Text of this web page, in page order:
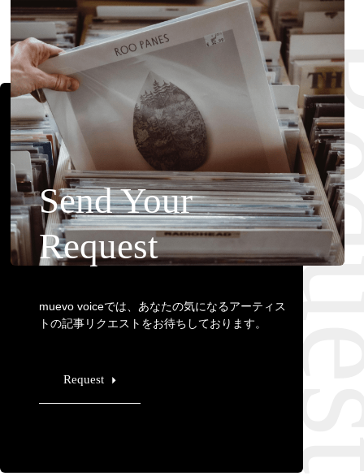
Send Your
Request
muevo voiceでは、あなたの気になるアーティス
トの記事リクエストをお待ちしております。
Request